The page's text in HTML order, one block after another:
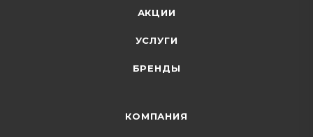
АКЦИИ
УСЛУГИ
БРЕНДЫ
КОМПАНИЯ